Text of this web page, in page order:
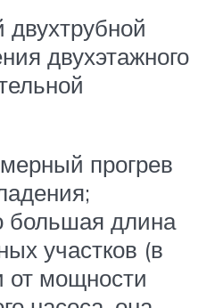
двухэтажного
прогрев
большая длина
участков (в
от мощности